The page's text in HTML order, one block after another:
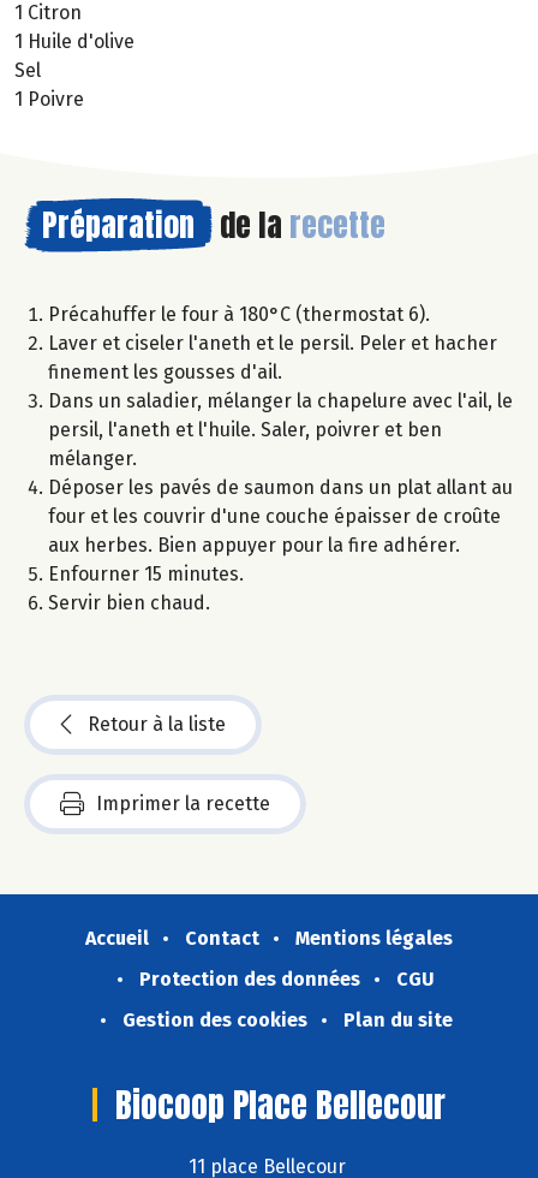
1 Citron
1 Huile d'olive
Sel
1 Poivre
Préparation de la recette
Précahuffer le four à 180°C (thermostat 6).
Laver et ciseler l'aneth et le persil. Peler et hacher
finement les gousses d'ail.
Dans un saladier, mélanger la chapelure avec l'ail, le
persil, l'aneth et l'huile. Saler, poivrer et ben
mélanger.
Déposer les pavés de saumon dans un plat allant au
four et les couvrir d'une couche épaisser de croûte
aux herbes. Bien appuyer pour la fire adhérer.
Enfourner 15 minutes.
Servir bien chaud.
Retour à la liste
Imprimer la recette
Accueil Contact
Mentions légales
Protection des données
CGU
Gestion des cookies
Plan du site
Biocoop Place Bellecour
11 place Bellecour